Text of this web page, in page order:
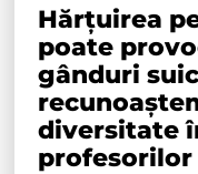
Hărțuirea
poate
gânduri
diversitate
profesorilor